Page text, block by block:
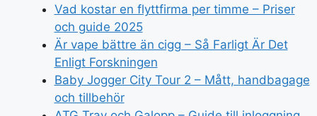
Vad kostar en flyttfirma per timme – Priser
och guide 2025
Är vape bättre än cigg – Så Farligt Är Det
Enligt Forskningen
Baby Jogger City Tour 2 – Mått, handbagage
och tillbehör